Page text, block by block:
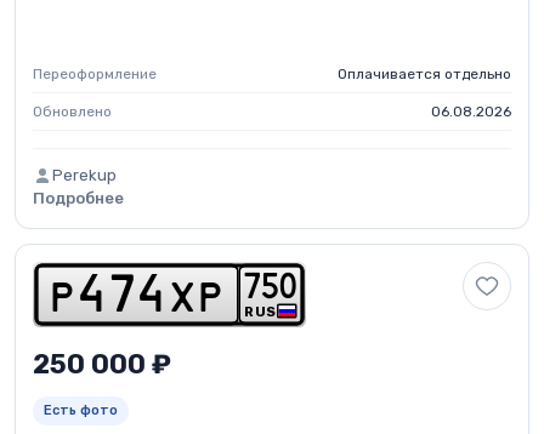
Переоформление Оплачивается отдельно
Обновлено 06.08.2026
Perekup
Подробнее
p 4 7 4 x p RUS
750
250 000 ₽
Есть фото